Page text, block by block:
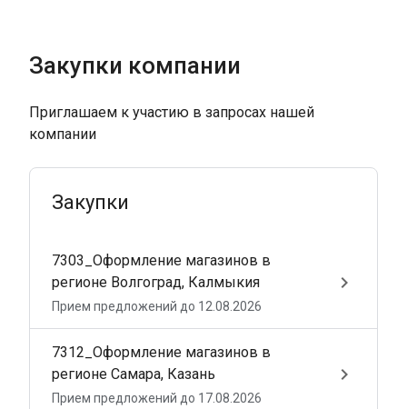
Закупки компании
Приглашаем к участию в запросах нашей
Закупки
7303_Оформление магазинов в
регионе Волгоград, Калмыкия
Прием предложений до 12.08.2026
keyboard_arrow_right
7312_Оформление магазинов в
регионе Самара, Казань
Прием предложений до 17.08.2026
keyboard_arrow_right